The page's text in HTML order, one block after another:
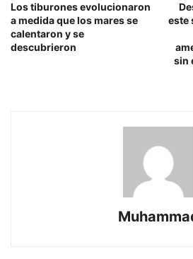
Los tiburones evolucionaron
a medida que los mares se
calentaron y se
descubrieron
este
sin